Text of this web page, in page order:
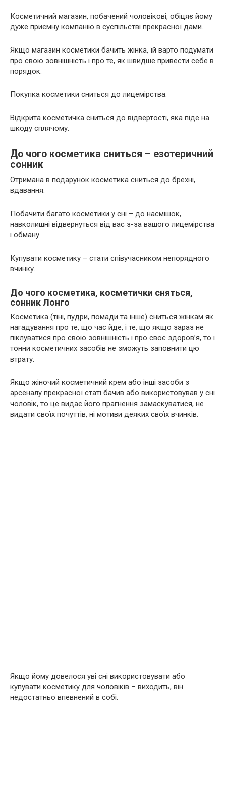
Косметичний магазин, побачений чоловікові, обіцяє йому
дуже приємну компанію в суспільстві прекрасної дами.
Якщо магазин косметики бачить жінка, їй варто подумати
про свою зовнішність і про те, як швидше привести себе в
порядок.
Покупка косметики сниться до лицемірства.
Відкрита косметичка сниться до відвертості, яка піде на
шкоду сплячому.
До чого косметика сниться – езотеричний
сонник
Отримана в подарунок косметика сниться до брехні,
вдавання.
Побачити багато косметики у сні – до насмішок,
навколишні відвернуться від вас з-за вашого лицемірства
і обману.
Купувати косметику – стати співучасником непорядного
вчинку.
До чого косметика, косметички сняться,
сонник Лонго
Косметика (тіні, пудри, помади та інше) сниться жінкам як
нагадування про те, що час йде, і те, що якщо зараз не
піклуватися про свою зовнішність і про своє здоров’я, то і
тонни косметичних засобів не зможуть заповнити цю
втрату.
Якщо жіночий косметичний крем або інші засоби з
арсеналу прекрасної статі бачив або використовував у сні
чоловік, то це видає його прагнення замаскуватися, не
видати своїх почуттів, ні мотиви деяких своїх вчинків.
Якщо йому довелося уві сні використовувати або
купувати косметику для чоловіків – виходить, він
недостатньо впевнений в собі.